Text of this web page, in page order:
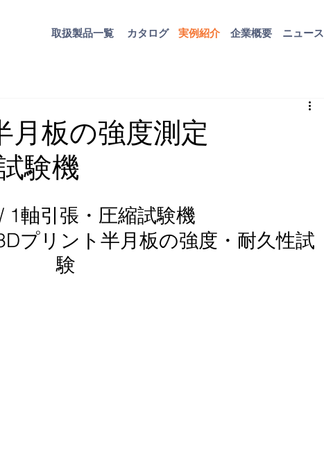
取扱​製品一覧 ​実例紹介
カタログ 企業概要 ニュース
月板の強度測定
験機
1軸引張・圧縮試験機
プリント半月板の強度・耐久性試
験